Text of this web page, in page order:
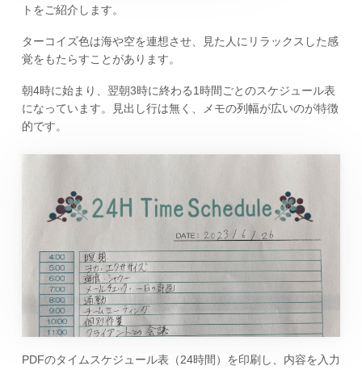
トをご紹介します。
ターコイズ色は海や空を連想させ、見た人にリラックスした感
覚をもたらすことがあります。
朝4時に始まり、翌朝3時に終わる1時間ごとのスケジュール表
になっています。見出し行は無く、メモの列幅が広いのが特徴
的です。
PDFのタイムスケジュール表（24時間）を印刷し、内容を入力